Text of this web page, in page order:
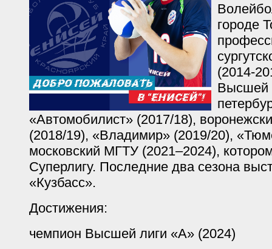
городе
(2014-
Высшей
«Автомобилист» (2017/18),
(2018/19), «Владимир» (2019/20),
московский МГТУ (2021–2024),
Суперлигу. Последние два сезона
«Кузбасс».
Достижения:
чемпион Высшей лиги «А» (2024)